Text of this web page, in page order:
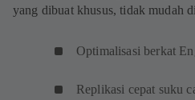
yang dibuat khusus, tidak mudah
Optimalisasi berkat
Replikasi cepat suku